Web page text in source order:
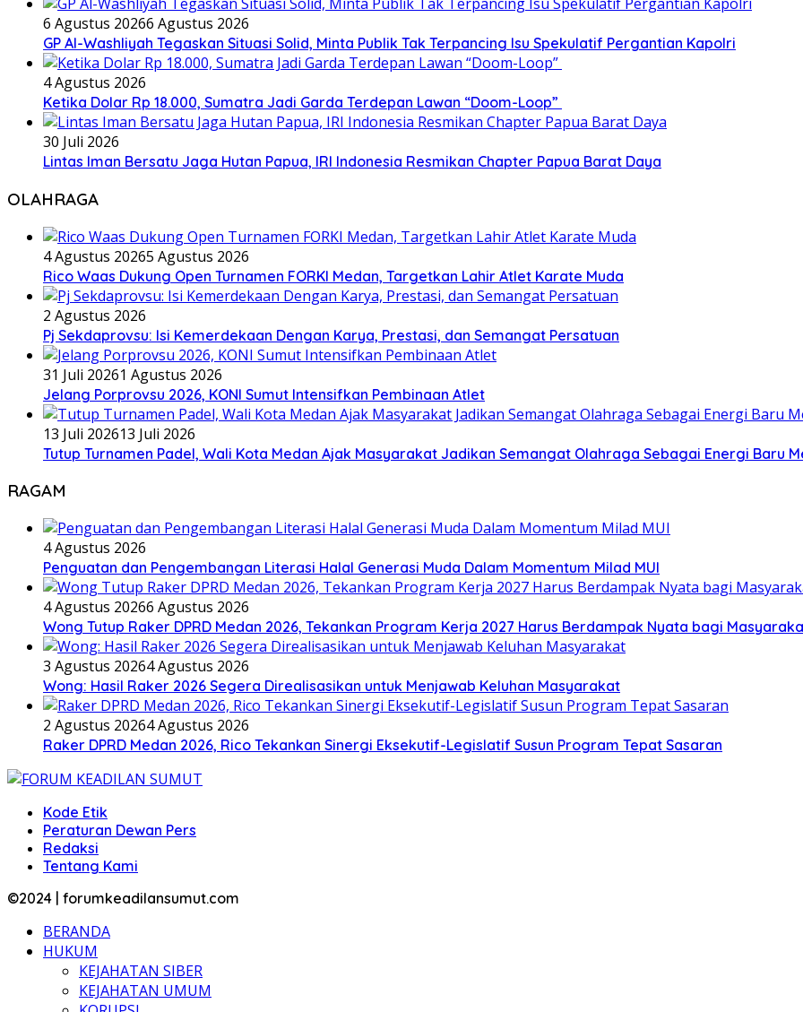
6 Agustus 20266 Agustus 2026
GP Al-Washliyah Tegaskan Situasi Solid, Minta Publik Tak Terpancing Isu Spekulatif Pergantian Kapolri
4 Agustus 2026
Ketika Dolar Rp 18.000, Sumatra Jadi Garda Terdepan Lawan “Doom-Loop”
30 Juli 2026
Lintas Iman Bersatu Jaga Hutan Papua, IRI Indonesia Resmikan Chapter Papua Barat Daya
OLAHRAGA
4 Agustus 20265 Agustus 2026
Rico Waas Dukung Open Turnamen FORKI Medan, Targetkan Lahir Atlet Karate Muda
2 Agustus 2026
Pj Sekdaprovsu: Isi Kemerdekaan Dengan Karya, Prestasi, dan Semangat Persatuan
31 Juli 20261 Agustus 2026
Jelang Porprovsu 2026, KONI Sumut Intensifkan Pembinaan Atlet
13 Juli 202613 Juli 2026
Tutup Turnamen Padel, Wali Kota Medan Ajak Masyarakat Jadikan Semangat Olahraga Sebagai Energi Baru
RAGAM
4 Agustus 2026
Penguatan dan Pengembangan Literasi Halal Generasi Muda Dalam Momentum Milad MUI
4 Agustus 20266 Agustus 2026
Wong Tutup Raker DPRD Medan 2026, Tekankan Program Kerja 2027 Harus Berdampak Nyata bagi
3 Agustus 20264 Agustus 2026
Wong: Hasil Raker 2026 Segera Direalisasikan untuk Menjawab Keluhan Masyarakat
2 Agustus 20264 Agustus 2026
Raker DPRD Medan 2026, Rico Tekankan Sinergi Eksekutif-Legislatif Susun Program Tepat Sasaran
Kode Etik
Peraturan Dewan Pers
Redaksi
Tentang Kami
©2024 | forumkeadilansumut.com
BERANDA
HUKUM
KEJAHATAN SIBER
KEJAHATAN UMUM